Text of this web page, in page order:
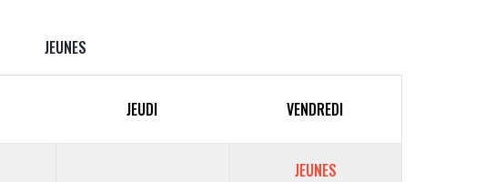
JEUNES
JEUDI VENDREDI
JEUNES